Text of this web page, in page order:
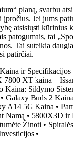
planą, svarbu
įpročius. Jei jums
atsisiųsti kūrinius
patogumais, tai
Tai suteikia
patirčiai.
ir Specifikacijos
7800 XT kaina –
Kaina: Sildymo
• Galaxy Buds 2
A14 5G Kaina •
Namą • 5800X3D ir
Žinoti •
•